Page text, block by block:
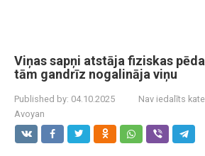
Viņas sapņi atstāja fiziskas
tām gandrīz nogalināja viņu
Published by: 04.10.2025 Nav iedalīts
Avoyan